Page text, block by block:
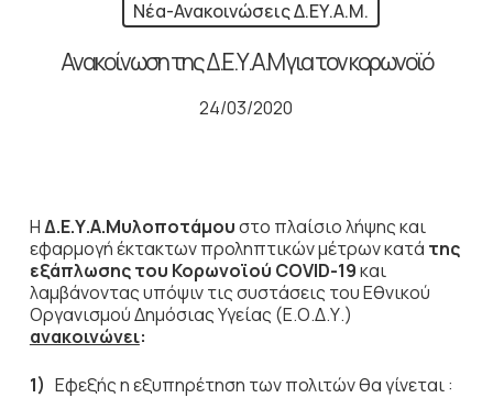
Νέα-Ανακοινώσεις Δ.ΕΥ.Α.Μ.
Ανακοίνωση της Δ.Ε.Υ.Α.Μ για τον κορωνοϊό
24/03/2020
ΗΔ.Ε.Υ.Α.Μυλοποτάμουστο πλαίσιο λήψης και
εφαρμογή έκτακτων προληπτικών μέτρων κατά της
εξάπλωσης του Κορωνοϊού COVID-19και
λαμβάνοντας υπόψιν τις συστάσεις του Εθνικού
Οργανισμού Δημόσιας Υγείας (Ε.Ο.Δ.Υ.)
ανακοινώνει:
1) Εφεξής η εξυπηρέτηση των πολιτών θα γίνεται :